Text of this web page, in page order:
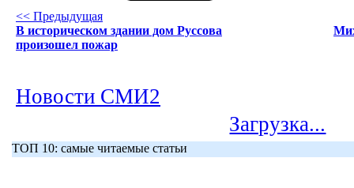
<< Предыдущая
В историческом здании дом Руссова
произошел пожар
Новости СМИ2
Загрузка...
ТОП 10: самые читаемые статьи